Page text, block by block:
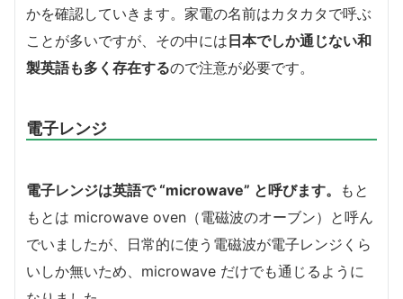
かを確認していきます。家電の名前はカタカタで呼ぶ
ことが多いですが、その中には日本でしか通じない和
製英語も多く存在するので注意が必要です。
電子レンジ
電子レンジは英語で “microwave” と呼びます。
もと
もとは microwave oven（電磁波のオーブン）と呼ん
でいましたが、日常的に使う電磁波が電子レンジくら
いしか無いため、microwave だけでも通じるように